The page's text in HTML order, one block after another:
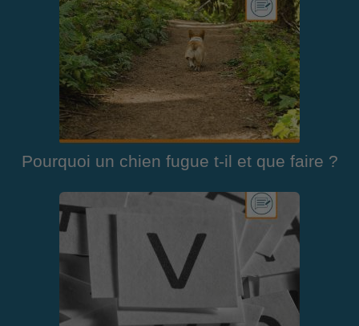
Pourquoi un chien fugue t-il et que faire ?